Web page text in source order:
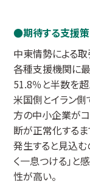
期待する支援策
中東情勢による
各種支援機関に
51.8％と半数を超
米国側とイラン
方の中小企業が
断が正常化する
発生すると見込む
く一息つける」と
性が高い。